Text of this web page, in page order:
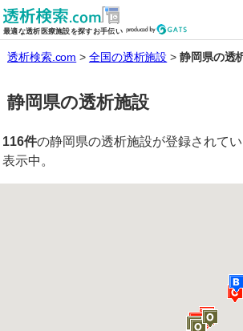
最適な透析医療施設を探すお手伝い
全国の透析施設を検索
透析検索.com 全国の透析施設 静岡県の透
静岡県の透析施設
116件の静岡県の透析施設が登録されて
表示中。